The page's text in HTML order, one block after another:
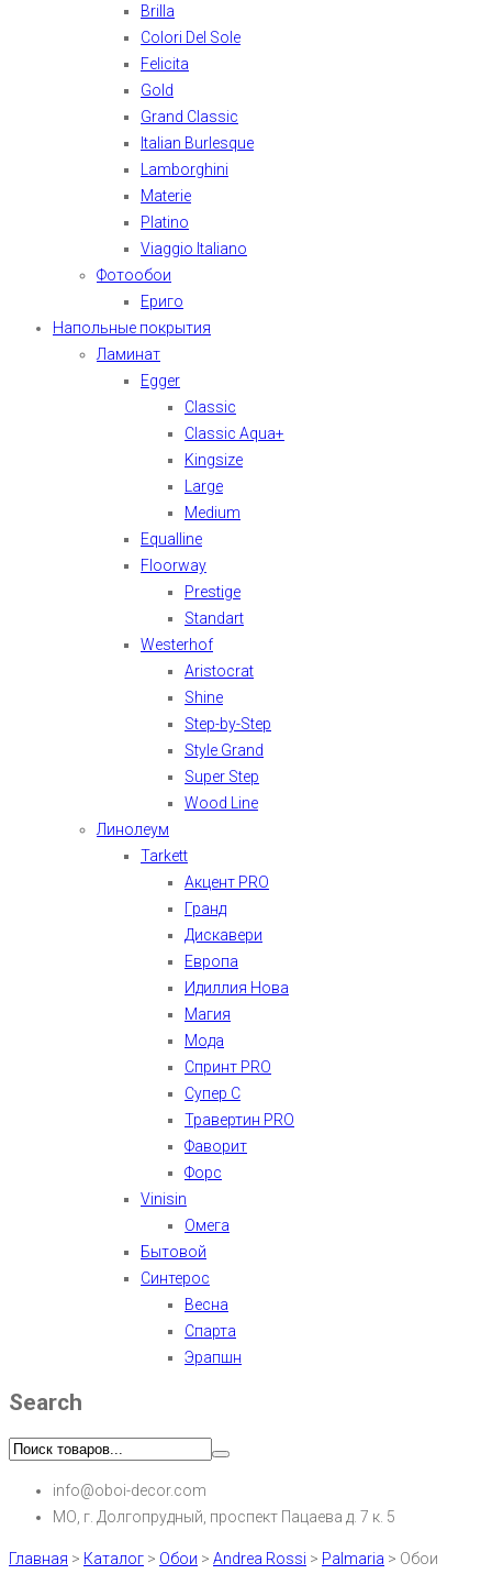
Brilla
Colori Del Sole
Felicita
Gold
Grand Classic
Italian Burlesque
Lamborghini
Materie
Platino
Viaggio Italiano
Фотообои
Ериго
Напольные покрытия
Ламинат
Egger
Classic
Classic Aqua+
Kingsize
Large
Medium
Equalline
Floorway
Prestige
Standart
Westerhof
Aristocrat
Shine
Step-by-Step
Style Grand
Super Step
Wood Line
Линолеум
Tarkett
Акцент PRO
Гранд
Дискавери
Европа
Идиллия Нова
Магия
Мода
Спринт PRO
Супер С
Травертин PRO
Фаворит
Форс
Vinisin
Омега
Бытовой
Синтерос
Весна
Спарта
Эрапшн
Search
info@oboi-decor.com
МО, г. Долгопрудный, проспект Пацаева д. 7 к. 5
Главная > Каталог > Обои > Andrea Rossi > Palmaria > Обои